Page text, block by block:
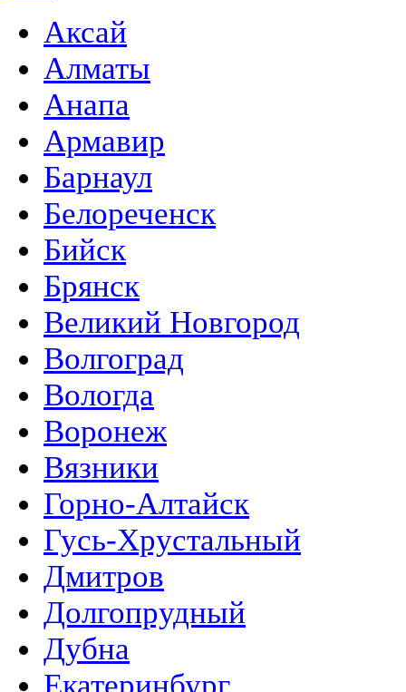
Аксай
Алматы
Анапа
Армавир
Барнаул
Белореченск
Бийск
Брянск
Великий Новгород
Волгоград
Вологда
Воронеж
Вязники
Горно-Алтайск
Гусь-Хрустальный
Дмитров
Долгопрудный
Дубна